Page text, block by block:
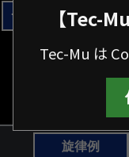
【Tec-
Tec-Mu は
パターンをつく
「パターンを
旋律例